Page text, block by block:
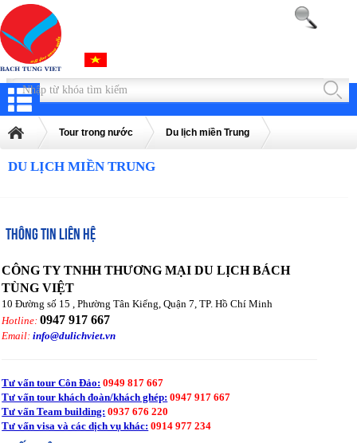
Tour trong nước Du lịch miền Trung
DU LỊCH MIỀN TRUNG
THÔNG TIN LIÊN HỆ
CÔNG TY TNHH THƯƠNG MẠI DU LỊCH BÁCH
TÙNG VIỆT
10 Đường số 15 , Phường Tân Kiểng, Quận 7, TP. Hồ Chí Minh
Hotline:0947 917 667
Email:info@dulichviet.vn
Tư vấn tour Côn Đảo: 0949 817 667
Tư vấn tour khách đoàn/khách ghép: 0947 917 667
Tư vấn Team building: 0937 676 220
Tư vấn visa và các dịch vụ khác: 0914 977 234